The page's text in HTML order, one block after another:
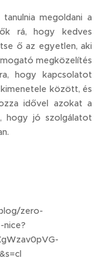
megoldani a
rá, hogy kedves
ő az egyetlen, aki
megközelítés
hogy kapcsolatot
között, és
idővel azokat a
hogy jó szolgálatot
zero-
nice?